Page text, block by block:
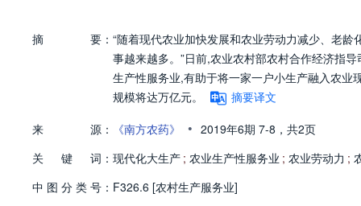
摘 要： “随着现代农业加快发展和农业劳动力减少、老
事越来越多。”日前,农业农村部农村合作经济指
生产性服务业,有助于将一家一户小生产融入农
规模将达万亿元。
摘要译文
来
源： 《南方农药》 • 2019年6期 7-8， 共2页
关
键 词： 现代化大生产 ; 农业生产性服务业 ; 农业劳动力 ;
中 图 分 类 号： F326.6 [农村生产服务业]